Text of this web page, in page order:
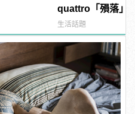
quattro「殞落」
生活話題